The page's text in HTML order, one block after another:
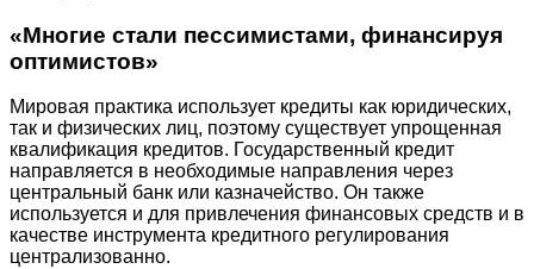
«Многие стали пессимистами, финансируя
оптимистов»
Мировая практика использует кредиты как юридических,
так и физических лиц, поэтому существует упрощенная
квалификация кредитов. Государственный кредит
направляется в необходимые направления через
центральный банк или казначейство. Он также
используется и для привлечения финансовых средств и в
качестве инструмента кредитного регулирования
централизованно.